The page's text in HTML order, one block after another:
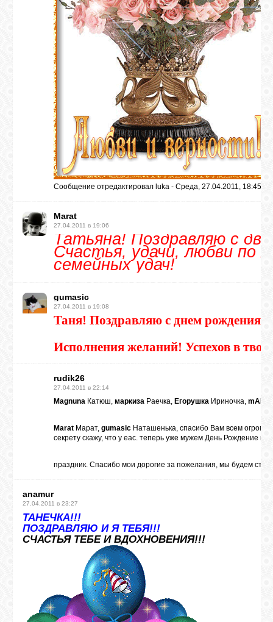
Сообщение отредактировал luka - Среда, 27.04.2011, 18:45
Marat
27.04.2011 в 19:06
Татьяна! Поздравляю с
Счастья, удачи, любви по
семейных удач!
gumasic
27.04.2011 в 19:08
Таня! Поздравляю с днем рождения!
Исполнения желаний! Успехов в
rudik26
27.04.2011 в 22:14
Magnuna Катюш, маркиза Раечка, Егорушка Ириночка, mARTa
Marat Марат, gumasic Наташенька, спасибо Вам всем
секрету скажу, что у еас. теперь уже мужем День Рождение в
праздник. Спасибо мои дорогие за пожелания, мы будем
anamur
27.04.2011 в 23:27
ТАНЕЧКА!!!
ПОЗДРАВЛЯЮ И Я ТЕБЯ!!!
СЧАСТЬЯ ТЕБЕ И ВДОХНОВЕНИЯ!!!